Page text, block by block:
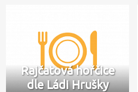
Rajčatová hořčice
dle Ládi Hrušky